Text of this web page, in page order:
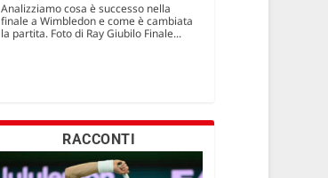
Analizziamo cosa è successo nella
finale a Wimbledon e come è cambiata
la partita. Foto di Ray Giubilo Finale...
RACCONTI